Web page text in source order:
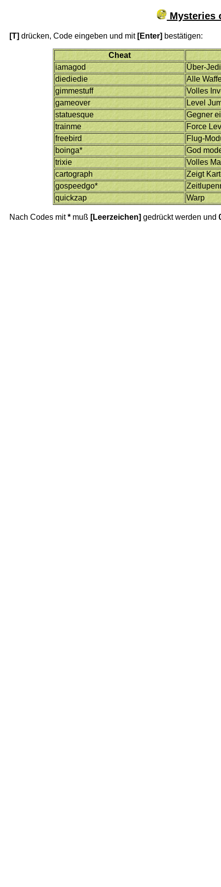
Mysteries
[T] drücken, Code eingeben und mit [Enter] bestätigen:
Cheat
iamagod
Über-Jedi
diediedie
Alle
gimmestuff
Volles
gameover
Level
statuesque
Gegner
trainme
Force
freebird
Flug-
boinga*
God
trixie
Volles
cartograph
Zeigt
gospeedgo*
quickzap
Warp
Nach Codes mit*muß [Leerzeichen] gedrückt werden und